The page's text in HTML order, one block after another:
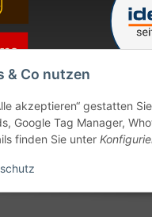
& Co nutzen
akzeptieren“ gestatten
Google Tag Manager,
finden Sie unter
USt., zzgl.